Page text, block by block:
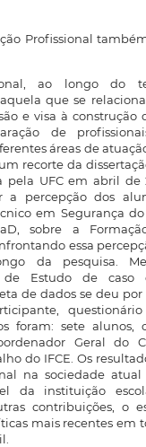
Profissional
ao longo do
que se
e visa à construção
de
áreas de
recorte da
pela UFC em abril
a percepção dos
em Segurança
sobre a
essa
da pesquisa.
Estudo de caso
de dados se deu por
foram: sete alunos,
Geral do
do IFCE. Os
na sociedade
da instituição
contribuições, o
mais recentes em